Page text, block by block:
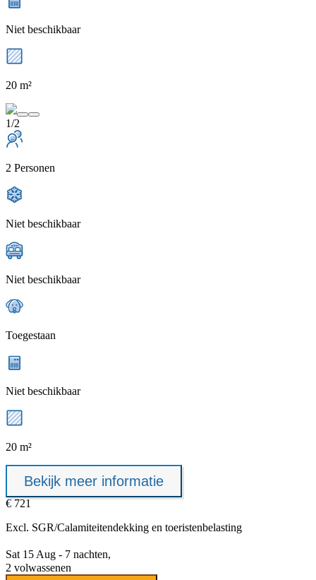
Niet beschikbaar
20 m²
1/2
2 Personen
Niet beschikbaar
Niet beschikbaar
Toegestaan
Niet beschikbaar
20 m²
Bekijk meer informatie
€ 721
Excl. SGR/Calamiteitendekking en toeristenbelasting
Sat 15 Aug - 7 nachten,
2 volwassenen